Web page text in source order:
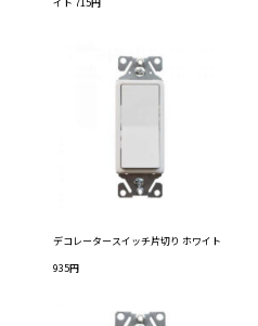
イト 715円
デコレータースイッチ片切り ホワイト
935円